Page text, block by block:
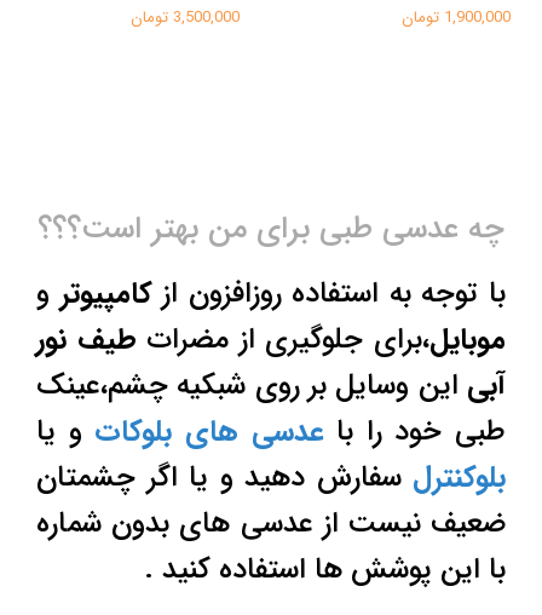
1,900,000 تومان 3,500,000 تومان
چه عدسی طبی برای من بهتر است؟؟؟
با توجه به استفاده روزافزون ازکامپیوتر و
موبایل،برای جلوگیری از مضرات طیف نور
آبی این وسایل بر روی شبکیه چشم،عینک
طبی خود را باعدسی های بلوکات و یا
بلوکنترل سفارش دهید و یا اگر چشمتان
ضعیف نیست از عدسی های بدون شماره
با این پوشش ها استفاده کنید .